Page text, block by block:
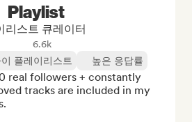
Playlist
리스트 큐레이터
6.6k
플레이리스트
높은 응답률
real followers + constantly
tracks are included in my